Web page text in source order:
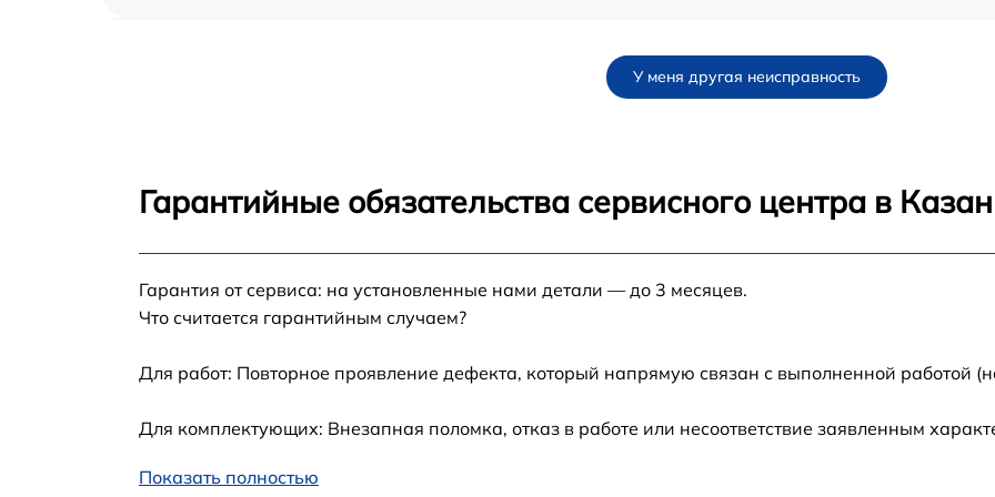
Замена системы охлаждения Haier 1540EM от 70 мин
Замена оперативной памяти Haier 1540EM
Замена USB порта Haier 1540EM
У меня другая неисправность
Гарантийные обязательства сервисного центра в
Гарантия от сервиса: на установленные нами детали — до 3 месяцев.
Что считается гарантийным случаем?
Для работ: Повторное проявление дефекта, который напрямую связан с выполненной работой
Для комплектующих: Внезапная поломка, отказ в работе или несоответствие заявленным
Показать полностью